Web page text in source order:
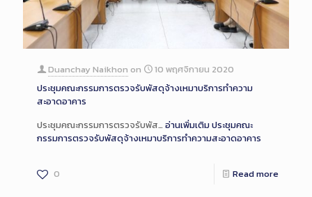
Duanchay Naikhon on
10 พฤศจิกายน 2020
ประชุมคณะกรรมการตรวจรับพัสดุจ้างเหมาบริการทำความ
สะอาดอาคาร
ประชุมคณะกรรมการตรวจรับพัส… อ่านเพิ่มเติมประชุมคณะ
กรรมการตรวจรับพัสดุจ้างเหมาบริการทำความสะอาดอาคาร
0 Read more